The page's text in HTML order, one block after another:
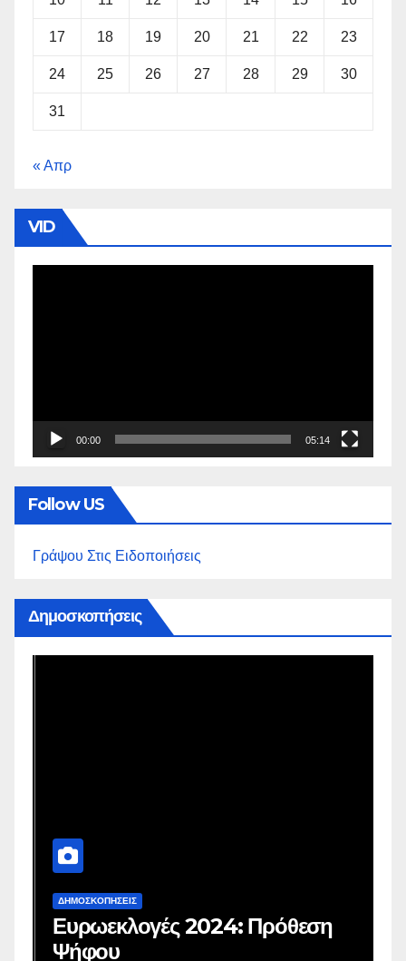
17 18 19 20 21 22 23
24 25 26 27 28 29 30
31
« Απρ
VID
00:00 05:14
Follow US
Γράψου Στις Ειδοποιήσεις
Δημοσκοπήσεις
ΔΗΜΟΣΚΟΠΉΣΕΙΣ
Ευρωεκλογές 2024: Πρόθεση
Ψήφου